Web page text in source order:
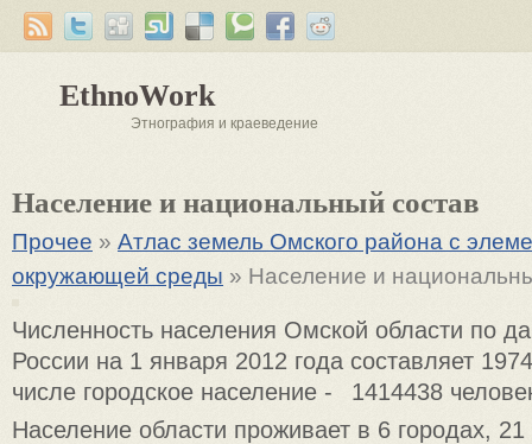
EthnoWork
Этнография и краеведение
Население и национальный состав
Прочее » Атлас земель Омского района с
окружающей среды » Население и
Численность населения Омской области по
России на 1 января 2012 года составляет
числе городское население - 1414438
Население области проживает в 6 городах,